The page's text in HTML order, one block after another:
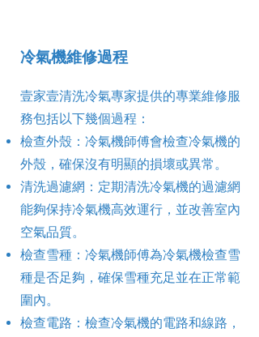
冷氣機維修過程
壹家壹清洗冷氣專家提供的專業維修服
務包括以下幾個過程：
檢查外殼：冷氣機師傅會檢查冷氣機的
外殼，確保沒有明顯的損壞或異常。
清洗過濾網：定期清洗冷氣機的過濾網
能夠保持冷氣機高效運行，並改善室內
空氣品質。
檢查雪種：冷氣機師傅為冷氣機檢查雪
種是否足夠，確保雪種充足並在正常範
圍內。
檢查電路：檢查冷氣機的電路和線路，